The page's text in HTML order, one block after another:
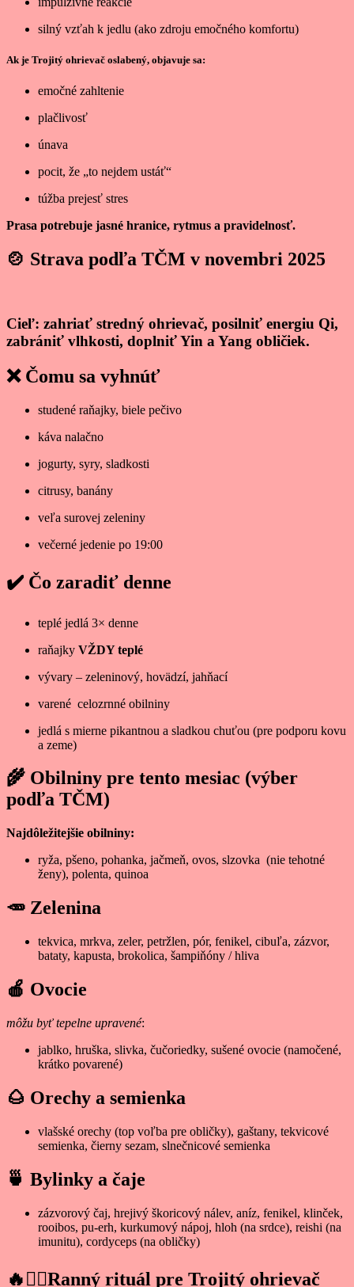
silný vzťah k jedlu (ako zdroju emočného komfortu)
Ak je Trojitý ohrievač oslabený, objavuje sa:
emočné zahltenie
plačlivosť
únava
pocit, že „to nejdem ustáť“
túžba prejesť stres
Prasa potrebuje jasné hranice, rytmus a pravidelnosť.
🍲 Strava podľa TČM v novembri 2025
Cieľ: zahriať stredný ohrievač, posilniť energiu Qi,
zabrániť vlhkosti, doplniť Yin a Yang obličiek.
❌ Čomu sa vyhnúť
studené raňajky, biele pečivo
káva nalačno
jogurty, syry, sladkosti
citrusy, banány
veľa surovej zeleniny
večerné jedenie po 19:00
✔️ Čo zaradiť denne
teplé jedlá 3× denne
raňajky VŽDY teplé
vývary – zeleninový, hovädzí, jahňací
varené celozrnné obilniny
jedlá s mierne pikantnou a sladkou chuťou (pre podporu kovu
a zeme)
🌾 Obilniny pre tento mesiac (výber
podľa TČM)
Najdôležitejšie obilniny:
ryža, pšeno, pohanka, jačmeň, ovos, slzovka (nie tehotné
ženy), polenta, quinoa
🥕 Zelenina
tekvica, mrkva, zeler, petržlen, pór, fenikel, cibuľa, zázvor,
bataty, kapusta, brokolica, šampiňóny / hliva
🍎 Ovocie
môžu byť tepelne upravené:
jablko, hruška, slivka, čučoriedky, sušené ovocie (namočené,
krátko povarené)
🌰 Orechy a semienka
vlašské orechy (top voľba pre obličky), gaštany, tekvicové
semienka, čierny sezam, slnečnicové semienka
🍵 Bylinky a čaje
zázvorový čaj, hrejivý škoricový nálev, aníz, fenikel, klinček,
rooibos, pu-erh, kurkumový nápoj, hloh (na srdce), reishi (na
imunitu), cordyceps (na obličky)
🔥🧘‍♀️Ranný rituál pre Trojitý ohrievač